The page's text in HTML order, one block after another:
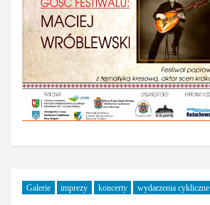
Galerie imprezy koncerty wydarzenia cykliczne